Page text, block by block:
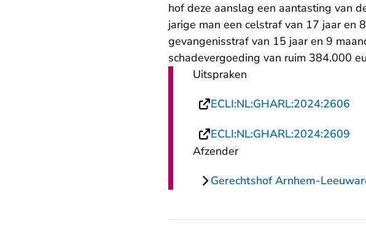
hof deze aanslag een aantasting van
jarige man een celstraf van 17 jaar en
gevangenisstraf van 15 jaar en 9
schadevergoeding van ruim 384.000
Uitspraken
ECLI:NL:GHARL:2024:2606
ECLI:NL:GHARL:2024:2609
Afzender
Gerechtshof Arnhem-